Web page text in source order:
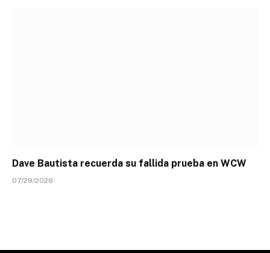
Dave Bautista recuerda su fallida prueba en WCW
07/29/2026